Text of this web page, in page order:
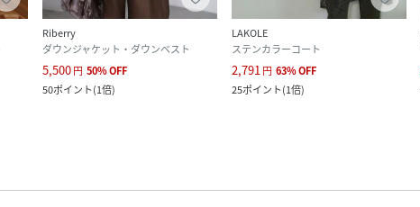
Riberry
ダウンジャケット・ダウンベスト
5,500円 50%OFF
50ポイント(1倍)
LAKOLE
ステンカラーコート
2,791円 63%OFF
25ポイント(1倍)